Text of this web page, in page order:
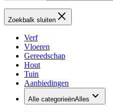
Zoekbalk sluiten
Verf
Vloeren
Gereedschap
Hout
Tuin
Aanbiedingen
Alle categorieënAlles